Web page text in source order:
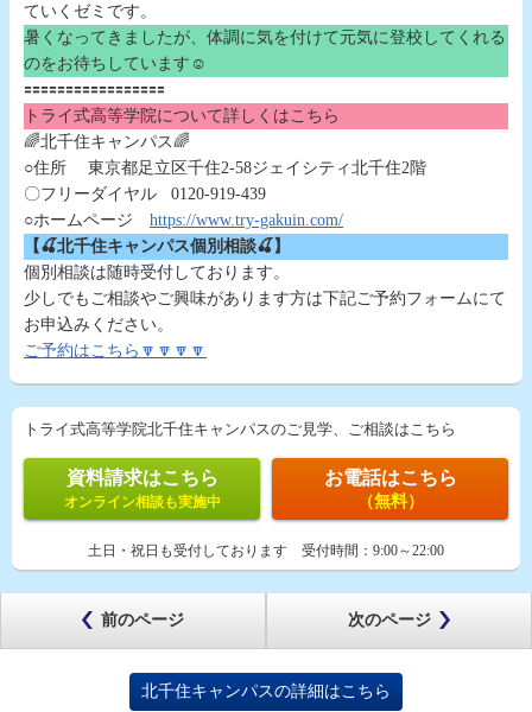
ていくゼミです。
暑くなってきましたが、体調に気を付けて元気に登校してくれる
のをお待ちしています☺
🟰🟰🟰🟰🟰🟰🟰🟰🟰🟰🟰🟰🟰🟰🟰🟰🟰
トライ式高等学院について詳しくはこちら
🌈北千住キャンパス🌈
○住所 東京都足立区千住2-58ジェイシティ北千住2階
〇フリーダイヤル 0120-919-439
○ホームページ https://www.try-gakuin.com/
【 🍒北千住キャンパス個別相談🍒】
個別相談は随時受付しております。
少しでもご相談やご興味があります方は下記ご予約フォームにて
お申込みください。
ご予約はこちら🔽🔽🔽🔽
トライ式高等学院北千住キャンパスのご見学、ご相談はこちら
資料請求はこちら
オンライン相談も実施中
お電話はこちら
（無料）
土日・祝日も受付しております 受付時間： 9:00～22:00
前のページ 次のページ
北千住キャンパスの詳細はこちら